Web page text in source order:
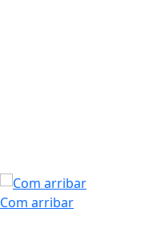
Com arribar